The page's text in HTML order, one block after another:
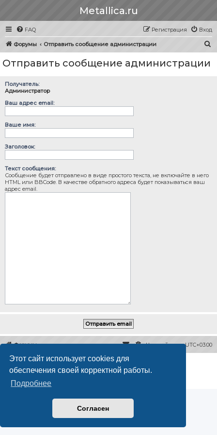
Этот сайт использует cookies для
обеспечения своей корректной работы.
Подробнее
Согласен
Metallica.ru
FAQ Вход
Регистрация
Форумы Отправить сообщение администрации
Отправить сообщение администрации
Получатель:
Администратор
Ваш адрес email:
Ваше имя:
Заголовок:
Текст сообщения:
Сообщение будет отправлено в виде простого текста, не включайте в него
HTML или BBCode. В качестве обратного адреса будет показываться ваш
адрес email.
Форумы Часовой пояс:UTC+03:00
Создано на основеphpBB® Forum Software © phpBB Limited
Русская поддержка phpBB